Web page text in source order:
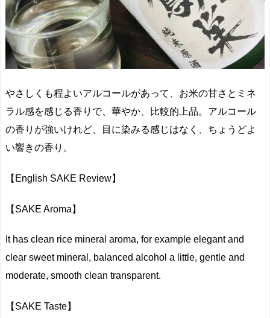
やさしくも程よいアルコールがあって、お米の甘さとミネ
ラル感を感じる香りで、華やか、比較的上品。アルコール
の香りが強いけれど、目に染みる感じはなく、ちょうどよ
い響きの香り。
【English SAKE Review】
【SAKE Aroma】
It has clean rice mineral aroma, for example elegant and
clear sweet mineral, balanced alcohol a little, gentle and
moderate, smooth clean transparent.
【SAKE Taste】